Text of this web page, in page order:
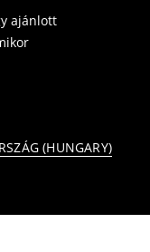
ajánlott
(HUNGARY)